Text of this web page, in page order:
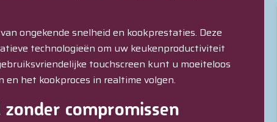
ongekende snelheid en kookprestaties. Deze
technologieën om uw keukenproductiviteit
touchscreen kunt u moeiteloos
het kookproces in realtime volgen.
compromissen